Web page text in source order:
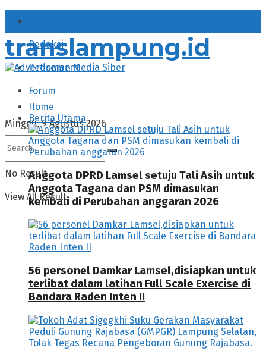
Redaksi
Pedoman Media Siber
Forum
Minggu, 9 Agustus 2026
No Result
View All Result
translampung.id
Home
Berita Utama
Anggota DPRD Lamsel setuju Tali Asih untuk
Anggota Tagana dan PSM dimasukan
kembali di Perubahan anggaran 2026
56 personel Damkar Lamsel,disiapkan untuk
terlibat dalam latihan Full Scale Exercise di
Bandara Raden Inten II